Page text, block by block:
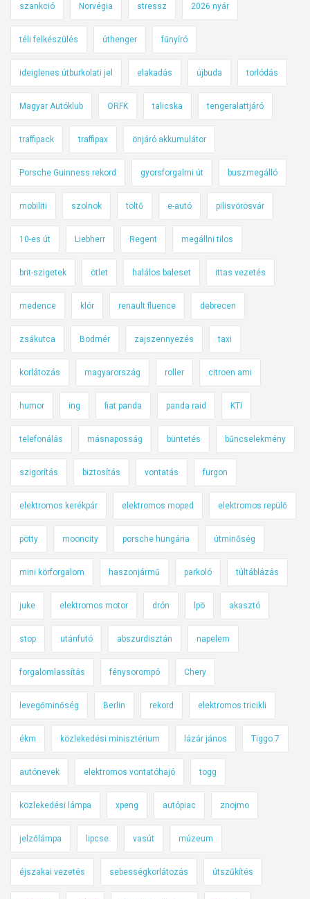
szankció Norvégia stressz 2026 nyár
téli felkészülés úthenger fűnyíró
ideiglenes útburkolati jel elakadás újbuda torlódás
Magyar Autóklub ORFK talicska tengeralattjáró
traffipack traffipax önjáró akkumulátor
Porsche Guinness rekord gyorsforgalmi út buszmegálló
mobiliti szolnok töltő e-autó pilisvörösvár
10-es út Liebherr Regent megállni tilos
brit-szigetek ötlet halálos baleset ittas vezetés
medence klór renault fluence debrecen
zsákutca Bodmér zajszennyezés taxi
korlátozás magyarország roller citroen ami
humor ing fiat panda panda raid KTI
telefonálás másnaposság büntetés bűncselekmény
szigorítás biztosítás vontatás furgon
elektromos kerékpár elektromos moped elektromos repülő
pötty mooncity porsche hungária útminőség
mini körforgalom haszonjármű parkoló túltáblázás
juke elektromos motor drón lpö akasztó
stop utánfutó abszurdisztán napelem
forgalomlassítás fénysorompó Chery
levegőminőség Berlin rekord elektromos tricikli
ékm közlekedési minisztérium lázár jános Tiggo 7
autónevek elektromos vontatóhajó togg
közlekedési lámpa xpeng autópiac znojmo
jelzőlámpa lipcse vasút múzeum
éjszakai vezetés sebességkorlátozás útszűkítés